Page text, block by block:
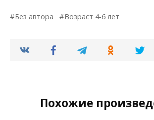
Без автора Возраст 4-6 лет
Похожие